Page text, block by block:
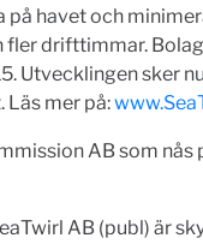
på havet och
fler drifttimmar.
Utvecklingen sker
mer på:
AB som nås
AB (publ) är